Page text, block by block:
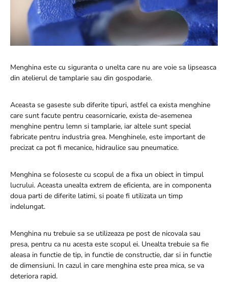
Menghina este cu siguranta o unelta care nu are voie sa lipseasca
din atelierul de tamplarie sau din gospodarie.
Aceasta se gaseste sub diferite tipuri, astfel ca exista menghine
care sunt facute pentru ceasornicarie, exista de-asemenea
menghine pentru lemn si tamplarie, iar altele sunt special
fabricate pentru industria grea. Menghinele, este important de
precizat ca pot fi mecanice, hidraulice sau pneumatice.
Menghina se foloseste cu scopul de a fixa un obiect in timpul
lucrului. Aceasta unealta extrem de eficienta, are in componenta
doua parti de diferite latimi, si poate fi utilizata un timp
indelungat.
Menghina nu trebuie sa se utilizeaza pe post de nicovala sau
presa, pentru ca nu acesta este scopul ei. Unealta trebuie sa fie
aleasa in functie de tip, in functie de constructie, dar si in functie
de dimensiuni. In cazul in care menghina este prea mica, se va
deteriora rapid.